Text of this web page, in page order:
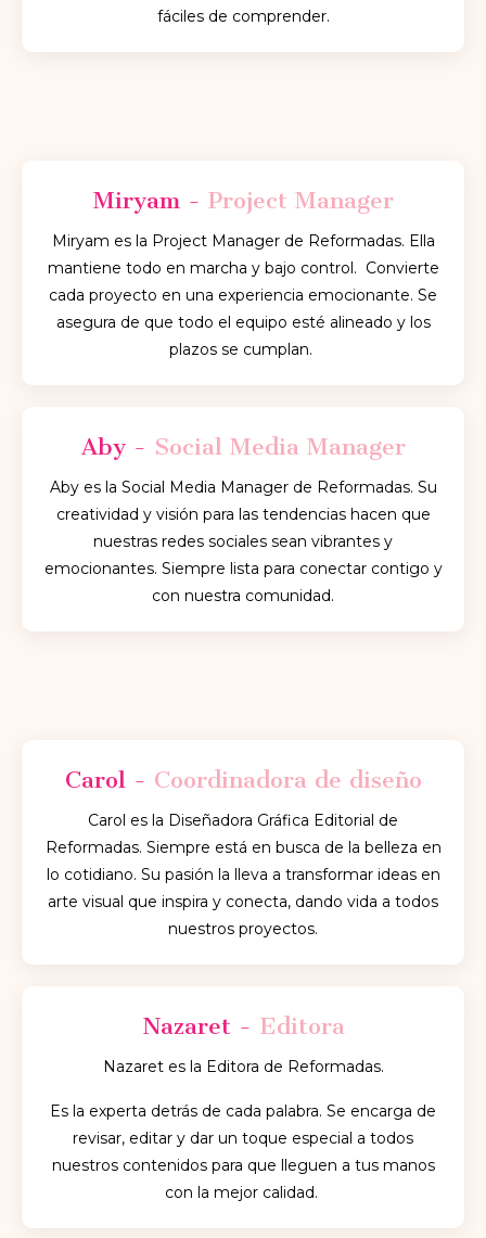
fáciles de comprender.
Miryam - Project Manager
Miryam es la Project Manager de Reformadas. Ella
mantiene todo en marcha y bajo control. Convierte
cada proyecto en una experiencia emocionante. Se
asegura de que todo el equipo esté alineado y los
plazos se cumplan.
Aby - Social Media Manager
Aby es la Social Media Manager de Reformadas. Su
creatividad y visión para las tendencias hacen que
nuestras redes sociales sean vibrantes y
emocionantes. Siempre lista para conectar contigo y
con nuestra comunidad.
Carol - Coordinadora de diseño
Carol es la Diseñadora Gráfica Editorial de
Reformadas. Siempre está en busca de la belleza en
lo cotidiano. Su pasión la lleva a transformar ideas en
arte visual que inspira y conecta, dando vida a todos
nuestros proyectos.
Nazaret - Editora
Nazaret es la Editora de Reformadas.
Es la experta detrás de cada palabra. Se encarga de
revisar, editar y dar un toque especial a todos
nuestros contenidos para que lleguen a tus manos
con la mejor calidad.